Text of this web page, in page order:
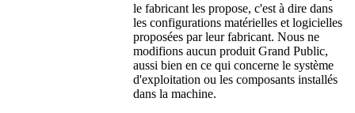
le fabricant les propose, c'est à dire dans
les configurations matérielles et logicielles
proposées par leur fabricant. Nous ne
modifions aucun produit Grand Public,
aussi bien en ce qui concerne le système
d'exploitation ou les composants installés
dans la machine.